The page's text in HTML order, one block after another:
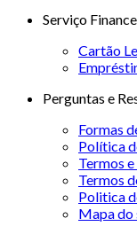
Serviço
Cartão
Perguntas e
Formas
Política
Termos
Termos
Politica
Mapa do